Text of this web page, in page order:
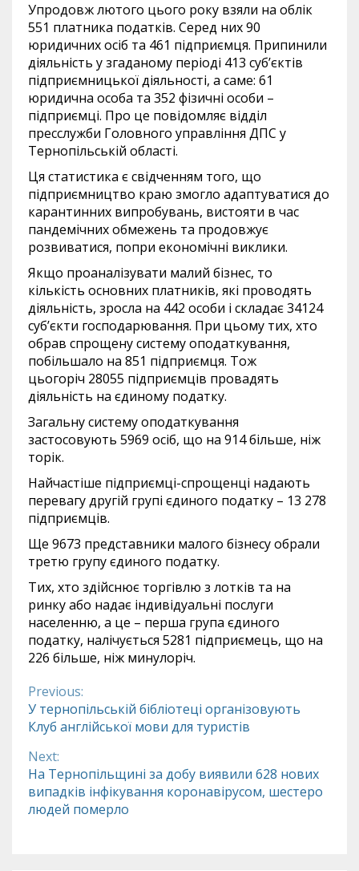
Упродовж лютого цього року взяли на облік
551 платника податків. Серед них 90
юридичних осіб та 461 підприємця. Припинили
діяльність у згаданому періоді 413 суб’єктів
підприємницької діяльності, а саме: 61
юридична особа та 352 фізичні особи –
підприємці. Про це повідомляє відділ
пресслужби Головного управління ДПС у
Тернопільській області.
Ця статистика є свідченням того, що
підприємництво краю змогло адаптуватися до
карантинних випробувань, вистояти в час
пандемічних обмежень та продовжує
розвиватися, попри економічні виклики.
Якщо проаналізувати малий бізнес, то
кількість основних платників, які проводять
діяльність, зросла на 442 особи і складає 34124
суб’єкти господарювання. При цьому тих, хто
обрав спрощену систему оподаткування,
побільшало на 851 підприємця. Тож
цьогоріч 28055 підприємців провадять
діяльність на єдиному податку.
Загальну систему оподаткування
застосовують 5969 осіб, що на 914 більше, ніж
торік.
Найчастіше підприємці-спрощенці надають
перевагу другій групі єдиного податку – 13 278
підприємців.
Ще 9673 представники малого бізнесу обрали
третю групу єдиного податку.
Тих, хто здійснює торгівлю з лотків та на
ринку або надає індивідуальні послуги
населенню, а це – перша група єдиного
податку, налічується 5281 підприємець, що на
226 більше, ніж минулоріч.
Continue
Reading
Previous:
У тернопільській бібліотеці організовують
Клуб англійської мови для туристів
Next:
На Тернопільщині за добу виявили 628 нових
випадків інфікування коронавірусом, шестеро
людей померло